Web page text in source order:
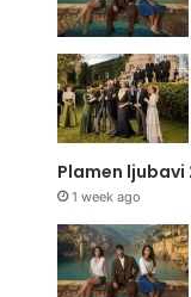
Plamen ljubavi
1 week ago